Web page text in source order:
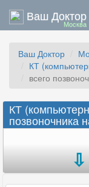
Ваш Доктор
Москва
Ваш Доктор
КТ
всего
КТ
позвоночника